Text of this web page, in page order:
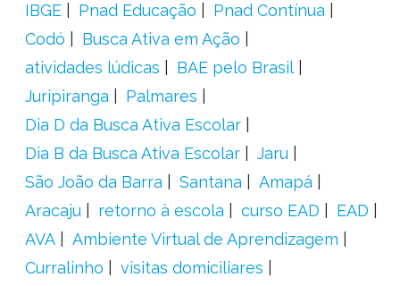
IBGE
Pnad Educação
Pnad Contínua
Codó
Busca Ativa em Ação
atividades lúdicas
BAE pelo Brasil
Juripiranga
Palmares
Dia D da Busca Ativa Escolar
Dia B da Busca Ativa Escolar
Jaru
São João da Barra
Santana
Amapá
Aracaju
retorno à escola curso EAD
EAD
AVA
Ambiente Virtual de Aprendizagem
Curralinho
visitas domiciliares